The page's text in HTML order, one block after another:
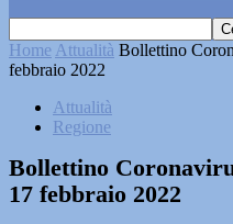
Home Attualità Bollettino
febbraio 2022
Attualità
Regione
Bollettino
17 febbraio 2022